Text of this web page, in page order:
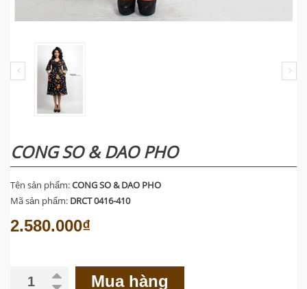
CONG SO & DAO PHO
Tên sản phẩm:CONG SO & DAO PHO
Mã sản phẩm: DRCT 0416-410
2.580.000₫
Mua hàng